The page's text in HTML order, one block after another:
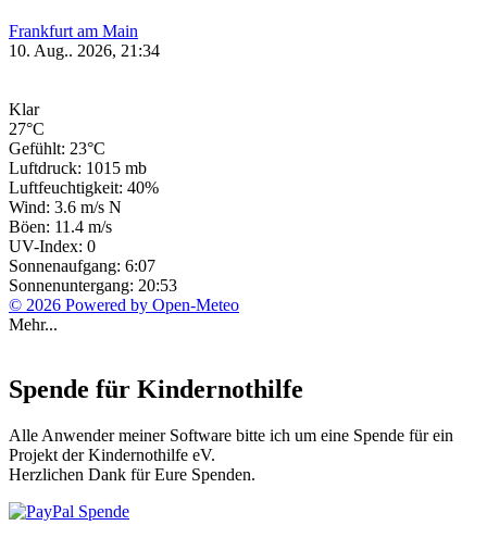
Frankfurt am Main
10. Aug.. 2026, 21:34
Klar
27°C
Gefühlt: 23°C
Luftdruck: 1015 mb
Luftfeuchtigkeit: 40%
Wind: 3.6 m/s N
Böen: 11.4 m/s
UV-Index: 0
Sonnenaufgang: 6:07
Sonnenuntergang: 20:53
© 2026 Powered by Open-Meteo
Mehr...
Spende für Kindernothilfe
Alle Anwender meiner Software bitte ich um eine Spende für ein
Projekt der Kindernothilfe eV.
Herzlichen Dank für Eure Spenden.